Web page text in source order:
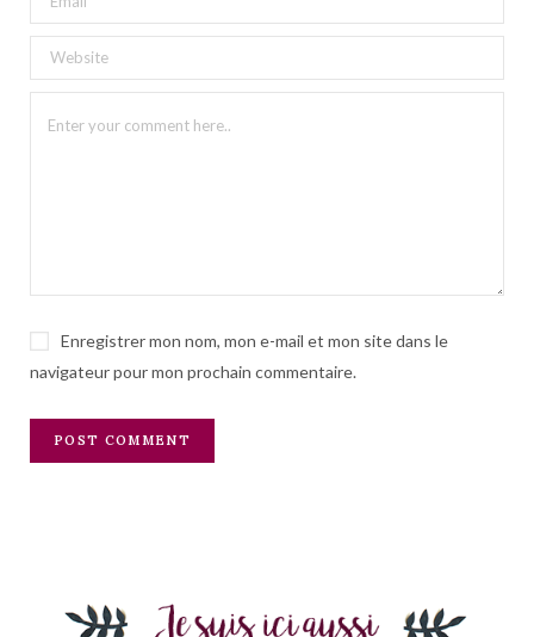
Enregistrer mon nom, mon e-mail et mon site dans le
navigateur pour mon prochain commentaire.